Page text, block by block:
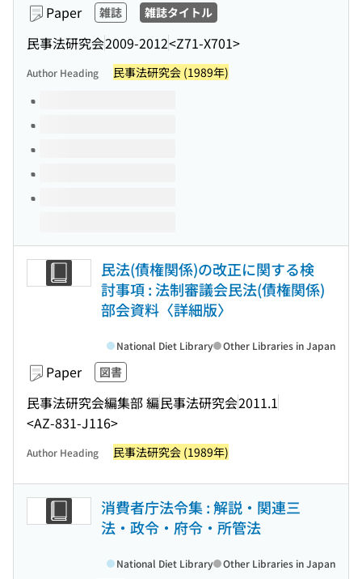
Paper 雑誌 雑誌タイトル
民事法研究会2009-2012<Z71-X701>
Author Heading 民事法研究会 (1989年)
Volumes of this title
民法(債権関係)の改正に関する検
討事項 : 法制審議会民法(債権関係)
部会資料〈詳細版〉
Paper 図書
民事法研究会編集部 編民事法研究会2011.1
<AZ-831-J116>
National Diet Library Other Libraries in Japan
Author Heading 民事法研究会 (1989年)
消費者庁法令集 : 解説・関連三
法・政令・府令・所管法
National Diet Library Other Libraries in Japan